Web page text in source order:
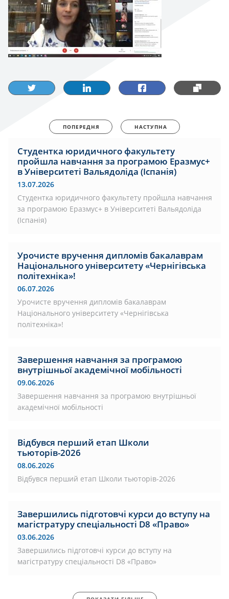
ПОПЕРЕДНЯ НАСТУПНА
Студентка юридичного факультету
пройшла навчання за програмою Еразмус+
в Університеті Вальядоліда (Іспанія)
13.07.2026
Студентка юридичного факультету пройшла навчання
за програмою Еразмус+ в Університеті Вальядоліда
(Іспанія)
Урочисте вручення дипломів бакалаврам
Національного університету «Чернігівська
політехніка»!
06.07.2026
Урочисте вручення дипломів бакалаврам
Національного університету «Чернігівська
політехніка»!
Завершення навчання за програмою
внутрішньої академічної мобільності
09.06.2026
Завершення навчання за програмою внутрішньої
академічної мобільності
Відбувся перший етап Школи
тьюторів-2026
08.06.2026
Відбувся перший етап Школи тьюторів-2026
Завершились підготовчі курси до вступу на
магістратуру спеціальності D8 «Право»
03.06.2026
Завершились підготовчі курси до вступу на
магістратуру спеціальності D8 «Право»